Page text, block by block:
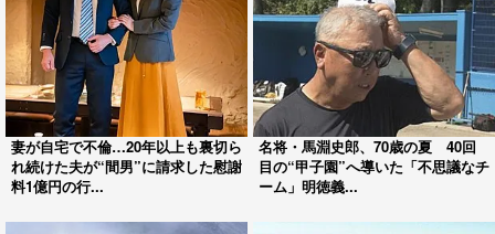
妻が自宅で不倫…20年以上も裏切ら
れ続けた夫が“間男”に請求した慰謝
料1億円の行...
名将・馬淵史郎、70歳の夏 40回
目の“甲子園”へ導いた「不思議なチ
ーム」明徳義...